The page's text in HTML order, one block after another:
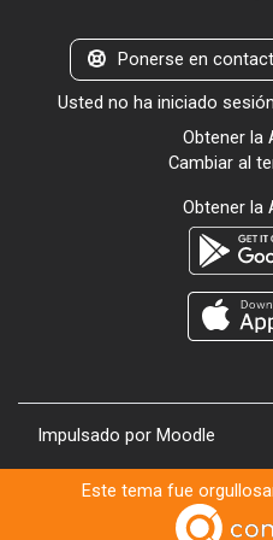
Ponerse en
Usted no ha iniciado
Obtener la
Cambiar al
Obtener la
Impulsado por Moodle
Este tema fue